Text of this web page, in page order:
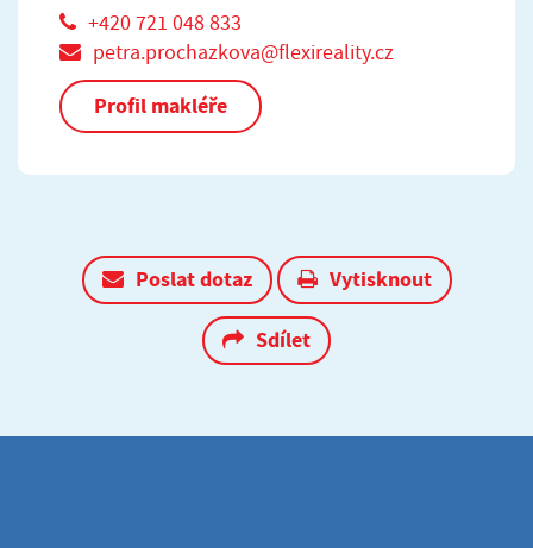
+420 721 048 833
petra.prochazkova@flexireality.cz
Profil makléře
Poslat dotaz Vytisknout
Sdílet